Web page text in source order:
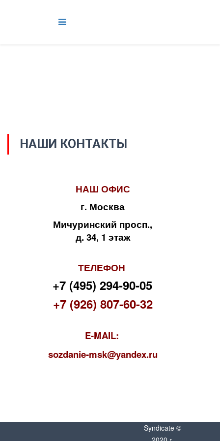
НАШИ КОНТАКТЫ
НАШ ОФИС
г. Москва
Мичуринский просп.,
д. 34, 1 этаж
ТЕЛЕФОН
+7 (495) 294-90-05
+7 (926) 807-60-32
E-MAIL:
sozdanie-msk@yandex.ru
Syndicate ©